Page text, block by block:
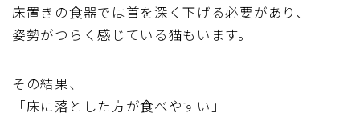
床置きの食器では首を深く下げる必要があり、
姿勢がつらく感じている猫もいます。
その結果、
「床に落とした方が食べやすい」